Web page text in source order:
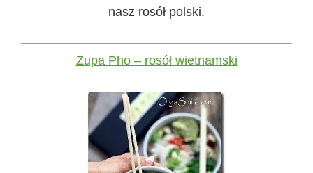
nasz rosół polski.
Zupa Pho – rosół wietnamski